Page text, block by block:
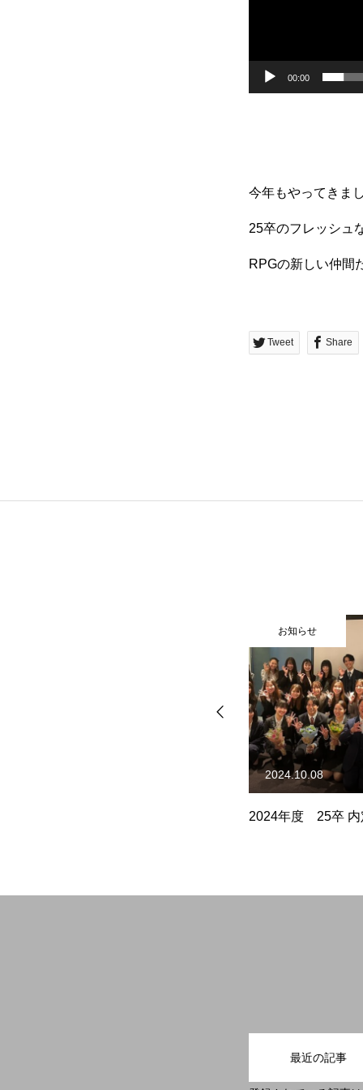
WHAT’S RPG
00:00
今年もやってきま
25卒のフレッシュ
RPGの新しい仲間
Tweet Share
お知らせ
2024年度 25卒 内
2024.10.08
最近の記事